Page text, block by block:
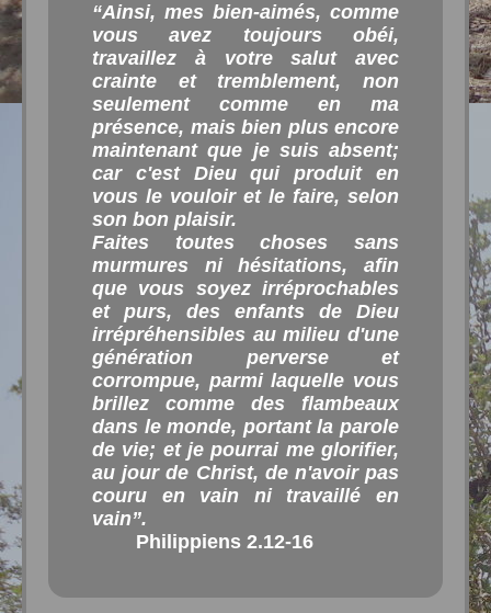
“Ainsi, mes bien-aimés, comme
vous avez toujours obéi,
travaillez à votre salut avec
crainte et tremblement, non
seulement comme en ma
présence, mais bien plus encore
maintenant que je suis absent;
car c'est Dieu qui produit en
vous le vouloir et le faire, selon
son bon plaisir.
Faites toutes choses sans
murmures ni hésitations, afin
que vous soyez irréprochables
et purs, des enfants de Dieu
irrépréhensibles au milieu d'une
génération perverse et
corrompue, parmi laquelle vous
brillez comme des flambeaux
dans le monde, portant la parole
de vie; et je pourrai me glorifier,
au jour de Christ, de n'avoir pas
couru en vain ni travaillé en
vain”.
Philippiens 2.12-16